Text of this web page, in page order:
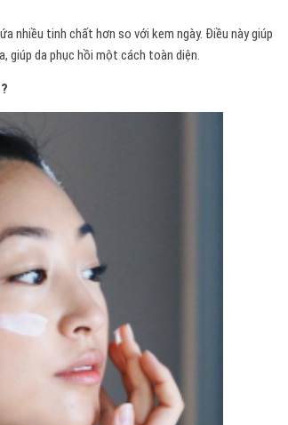
nhiều tinh chất hơn so với kem ngày. Điều này giúp
giúp da phục hồi một cách toàn diện.